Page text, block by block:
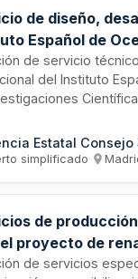
de diseño,
Español de
de servicio
del Instituto
Estatal
simplificado·
de
proyecto de
de servicios